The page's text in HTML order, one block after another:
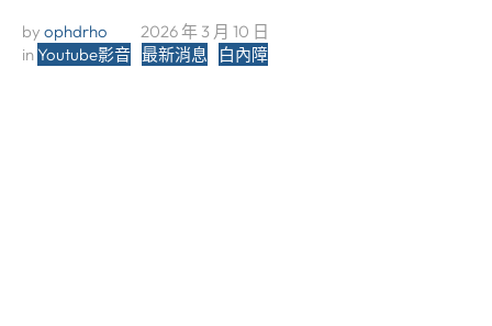
by ophdrho
2026 年 3 月 10 日
in Youtube影音 最新消息 白內障